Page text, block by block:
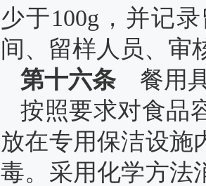
少于100g，并记
间、留样人员、审
第十六条餐用具
按照要求对食品
放在专用保洁设施
毒。采用化学方法